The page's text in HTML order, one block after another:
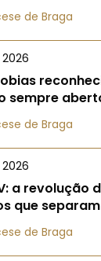
de Braga
sempre
de Braga
a revolução
que
de Braga